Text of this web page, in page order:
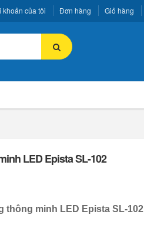
khoản của tôi Đơn hàng Giỏ hàng
LED Epista SL-102
thông minh LED Epista SL-102